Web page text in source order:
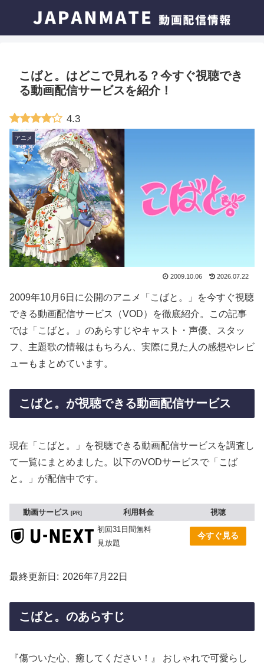
こばと。はどこで見れる？今すぐ視聴でき
る動画配信サービスを紹介！
4.3
アニメ
2009.10.06 2026.07.22
2009年10月6日に公開のアニメ「こばと。」を今すぐ視聴
できる動画配信サービス（VOD）を徹底紹介。この記事
では「こばと。」のあらすじやキャスト・声優、スタッ
フ、主題歌の情報はもちろん、実際に見た人の感想やレビ
ューもまとめています。
こばと。が視聴できる動画配信サービス
現在「こばと。」を視聴できる動画配信サービスを調査し
て一覧にまとめました。以下のVODサービスで「こば
と。」が配信中です。
動画サービス PR 利用料金
視聴
初回31日間無料
見放題
今すぐ見る
最終更新日 2026年7月22日
こばと。のあらすじ
『傷ついた心、癒してください！』 おしゃれで可愛らし